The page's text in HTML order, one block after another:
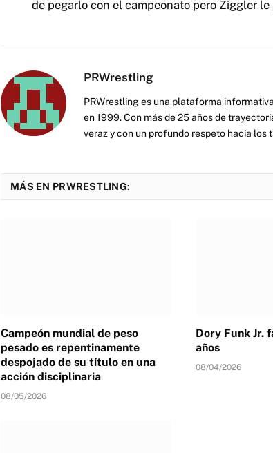
de pegarlo con el campeonato pero Ziggler le
PRWrestling
PRWrestling es una plataforma
en 1999. Con más de 25 años de
veraz y con un profundo respeto hacia los
MÁS EN PRWRESTLING:
Campeón mundial de peso
pesado es repentinamente
despojado de su título en una
acción disciplinaria
08/05/2026
Dory Funk Jr.
años
08/04/2026